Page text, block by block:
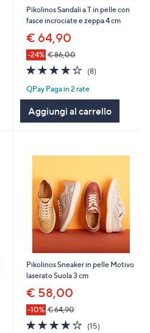
Pikolinos Sandali a T in pelle con
fasce incrociate e zeppa 4 cm
€ 64,90
-24% € 86,00
4.2
of
5
Stars
(8)
QPay Paga in 2 rate
Aggiungi al carrello
Pikolinos Sneaker in pelle Motivo
laserato Suola 3 cm
€ 58,00
-10% € 64,90
4.2
(15)